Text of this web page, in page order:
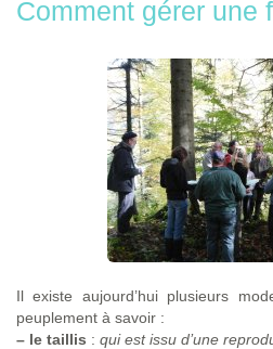
Comment gérer une
Il existe aujourd’hui plusieurs
peuplement à savoir :
– le taillis : qui est issu d’une